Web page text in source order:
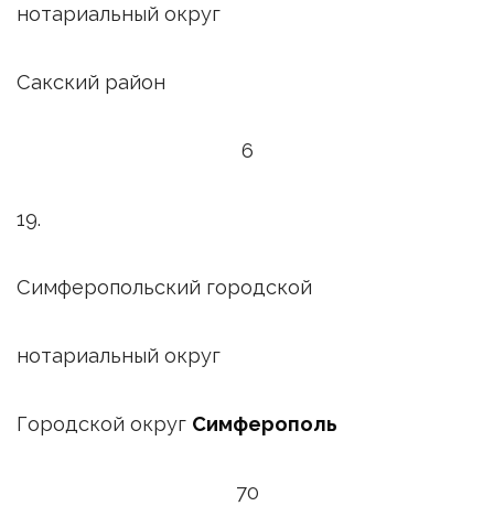
нотариальный округ
Сакский район
6
19.
Симферопольский городской
нотариальный округ
Городской округ Симферополь
70